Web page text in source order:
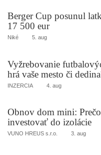
Berger Cup posunul
17 500 eur
Niké 5. aug
Vyžrebovanie
hrá vaše mesto či
INZERCIA 4. aug
Obnov dom mini:
investovať do izolácie
VUNO HREUS s.r.o. 3. aug